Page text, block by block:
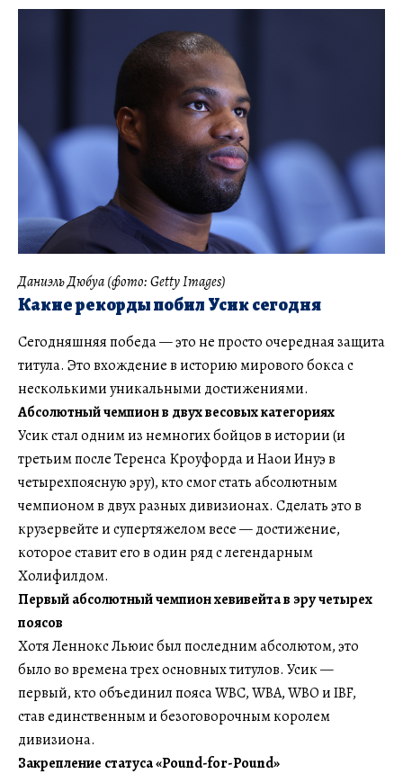
Даниэль Дюбуа (фото: Getty Images)
Какие рекорды побил Усик сегодня
Сегодняшняя победа — это не просто очередная защита
титула. Это вхождение в историю мирового бокса с
несколькими уникальными достижениями.
Абсолютный чемпион в двух весовых категориях
Усик стал одним из немногих бойцов в истории (и
третьим после Теренса Кроуфорда и Наои Инуэ в
четырехпоясную эру), кто смог стать абсолютным
чемпионом в двух разных дивизионах. Сделать это в
крузервейте и супертяжелом весе — достижение,
которое ставит его в один ряд с легендарным
Холифилдом.
Первый абсолютный чемпион хевивейта в эру четырех
поясов
Хотя Леннокс Льюис был последним абсолютом, это
было во времена трех основных титулов. Усик —
первый, кто объединил пояса WBC, WBA, WBO и IBF,
став единственным и безоговорочным королем
дивизиона.
Закрепление статуса «Pound-for-Pound»